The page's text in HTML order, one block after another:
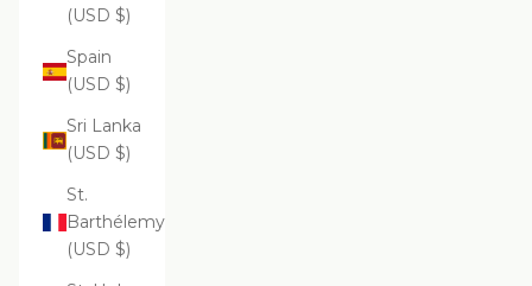
(USD $)
Spain
(USD $)
Sri Lanka
(USD $)
St.
Barthélemy
(USD $)